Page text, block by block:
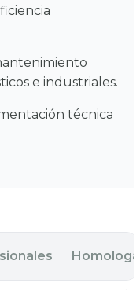
e industriales.
técnica